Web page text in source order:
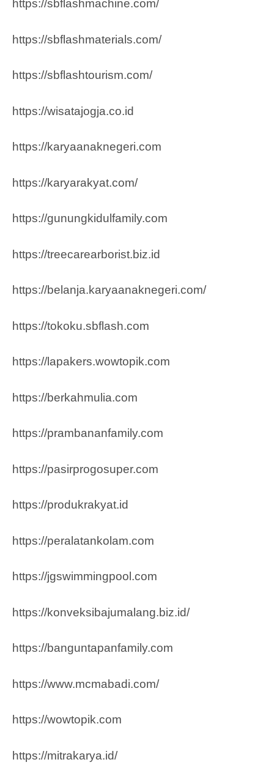
https://sbflashmachine.com/
https://sbflashmaterials.com/
https://sbflashtourism.com/
https://wisatajogja.co.id
https://karyaanaknegeri.com
https://karyarakyat.com/
https://gunungkidulfamily.com
https://treecarearborist.biz.id
https://belanja.karyaanaknegeri.com/
https://tokoku.sbflash.com
https://lapakers.wowtopik.com
https://berkahmulia.com
https://prambananfamily.com
https://pasirprogosuper.com
https://produkrakyat.id
https://peralatankolam.com
https://jgswimmingpool.com
https://konveksibajumalang.biz.id/
https://banguntapanfamily.com
https://www.mcmabadi.com/
https://wowtopik.com
https://mitrakarya.id/